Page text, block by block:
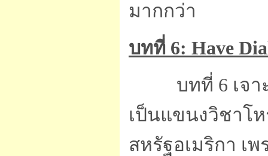
มากกว่า
บทที่ 6: Have
บทที่ 6 เจา
เป็นแขนงวิชาโ
สหรัฐอเมริกา เ